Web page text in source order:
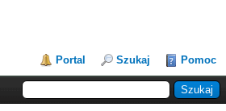
Portal Szukaj Pomoc